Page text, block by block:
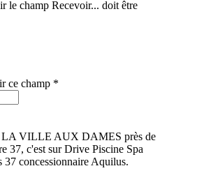
le champ Recevoir... doit être
ce champ *
LA VILLE AUX DAMES près de
37, c'est sur Drive Piscine Spa
37 concessionnaire Aquilus.